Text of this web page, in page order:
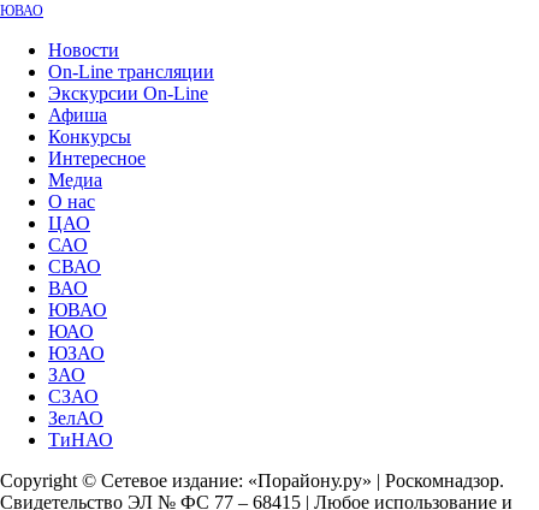
ЮВАО
Новости
On-Line трансляции
Экскурсии On-Line
Афиша
Конкурсы
Интересное
Медиа
О нас
ЦАО
САО
СВАО
ВАО
ЮВАО
ЮАО
ЮЗАО
ЗАО
СЗАО
ЗелАО
ТиНАО
Copyright © Сетевое издание: «Порайону.ру» | Роскомнадзор.
Свидетельство ЭЛ № ФС 77 – 68415 | Любое использование и